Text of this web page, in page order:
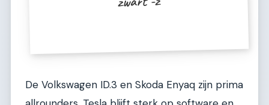
De Volkswagen ID.3 en Skoda Enyaq zijn prima